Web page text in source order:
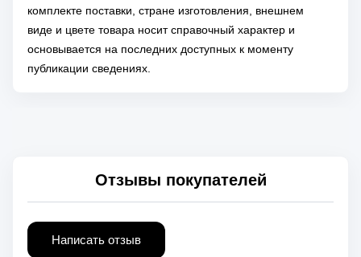
комплекте поставки, стране изготовления, внешнем
виде и цвете товара носит справочный характер и
основывается на последних доступных к моменту
публикации сведениях.
Отзывы покупателей
Написать отзыв